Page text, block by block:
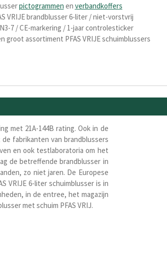
pictogrammen en verbandkoffers
VRIJE brandblusser 6-liter / niet-vorstvrij
7 / CE-markering / 1-jaar controlesticker
groot assortiment PFAS VRIJE schuimblussers
met 21A-144B rating. Ook in de
de fabrikanten van brandblussers
en ook testlaboratoria om het
de betreffende brandblusser in
zo niet jaren. De Europese
VRIJE 6-liter schuimblusser is in
in de entree, het magazijn
met schuim PFAS VRIJ.